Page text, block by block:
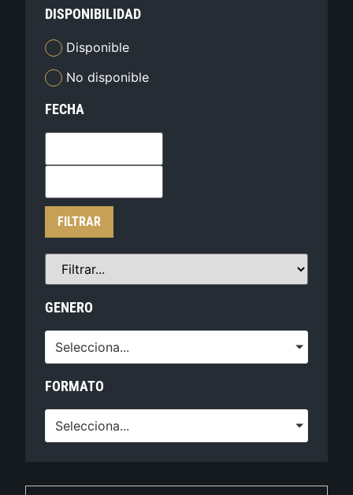
DISPONIBILIDAD
Disponible
No disponible
FECHA
FILTRAR
GENERO
Selecciona...
FORMATO
Selecciona...